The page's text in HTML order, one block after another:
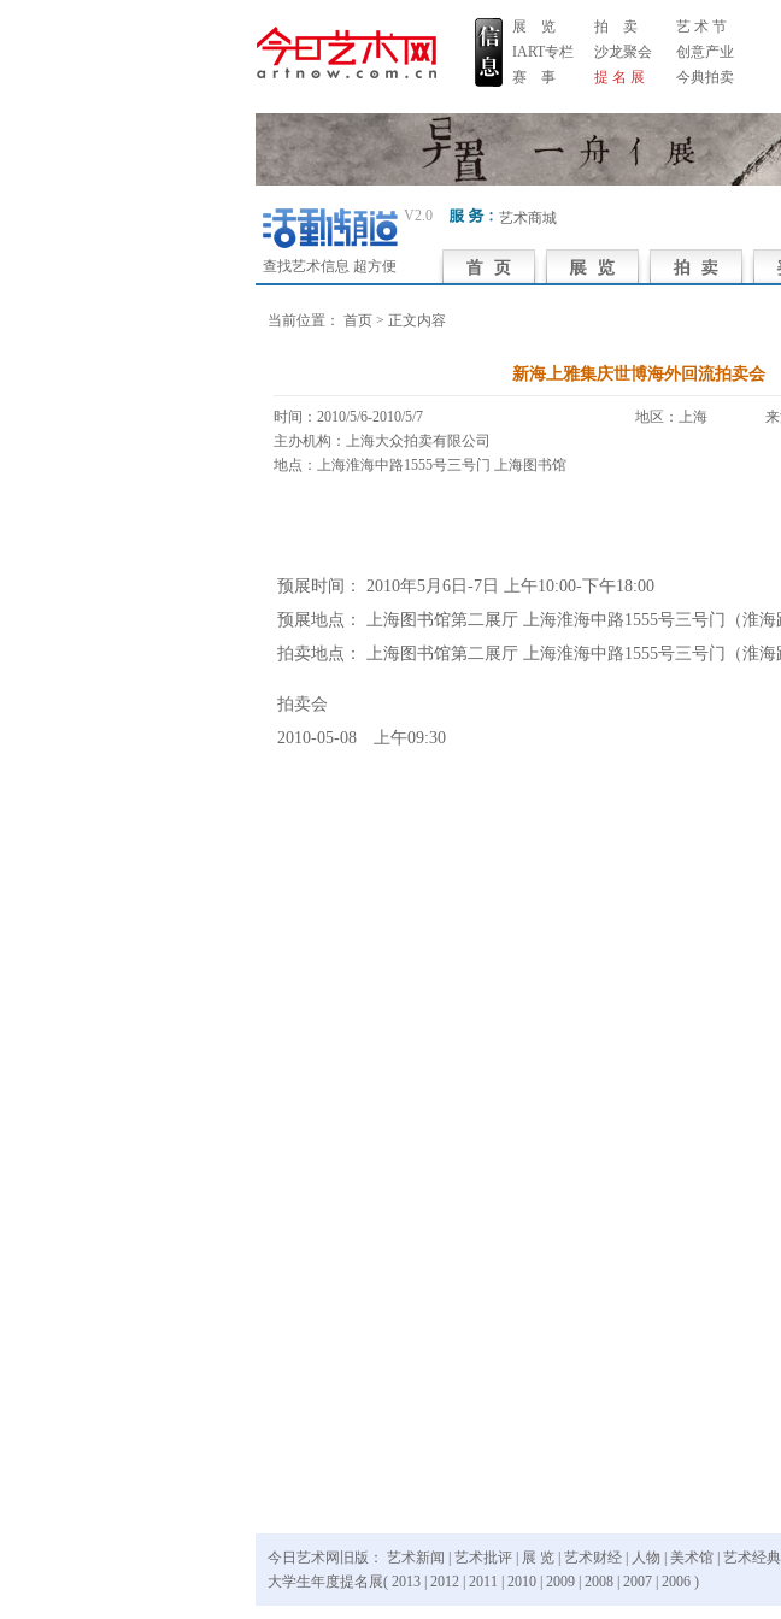
展 览
IART专栏
赛 事
拍 卖
沙龙聚会
提 名 展
艺 术 节
创意产业
今典拍卖
查找艺术信息 超方便
V2.0 艺术商城
当前位置： 首页 > 正文内容
新海上雅集庆世博海外回流拍卖会
时间：2010/5/6-2010/5/7
地区：上海 来
主办机构：上海大众拍卖有限公司
地点：上海淮海中路1555号三号门 上海图书馆
预展时间： 2010年5月6日-7日 上午10:00-下午18:00
预展地点： 上海图书馆第二展厅 上海淮海中路1555号三号门（淮
拍卖地点： 上海图书馆第二展厅 上海淮海中路1555号三号门（淮
拍卖会
2010-05-08 上午09:30
今日艺术网旧版： 艺术新闻 艺术批评 展 览 艺术财经 人物 美术馆 艺术经典
大学生年度提名展( 2013 2012 2011 2010 2009 2008 2007 2006 )